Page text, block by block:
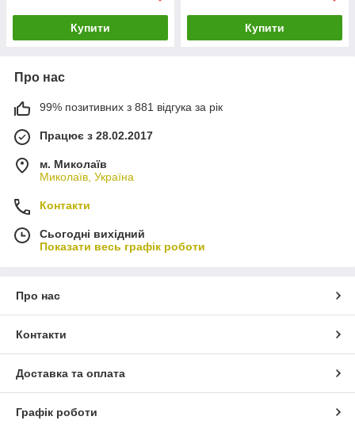
Купити Купити
Про нас
99% позитивних з 881 відгука за рік
Працює з 28.02.2017
м. Миколаїв
Миколаїв, Україна
Контакти
Сьогодні вихідний
Показати весь графік роботи
Про нас
Контакти
Доставка та оплата
Графік роботи